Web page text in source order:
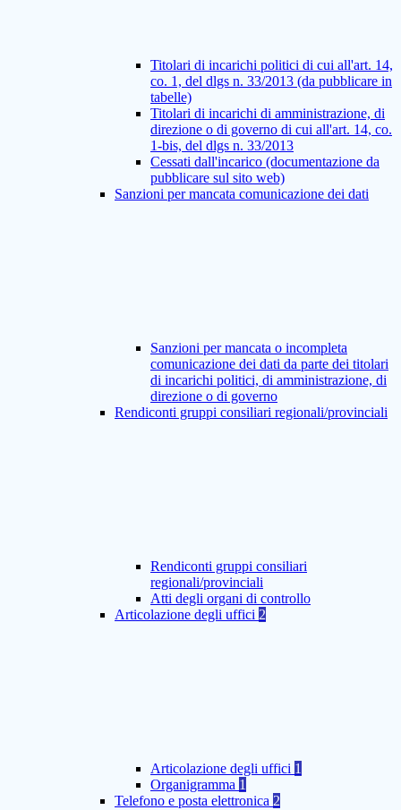
Titolari di incarichi politici di cui all'art. 14,
co. 1, del dlgs n. 33/2013 (da pubblicare in
tabelle)
Titolari di incarichi di amministrazione, di
direzione o di governo di cui all'art. 14, co.
1-bis, del dlgs n. 33/2013
Cessati dall'incarico (documentazione da
pubblicare sul sito web)
Sanzioni per mancata comunicazione dei dati
Sanzioni per mancata o incompleta
comunicazione dei dati da parte dei titolari
di incarichi politici, di amministrazione, di
direzione o di governo
Rendiconti gruppi consiliari regionali/provinciali
Rendiconti gruppi consiliari
regionali/provinciali
Atti degli organi di controllo
Articolazione degli uffici 2
Articolazione degli uffici 1
Organigramma 1
Telefono e posta elettronica 2